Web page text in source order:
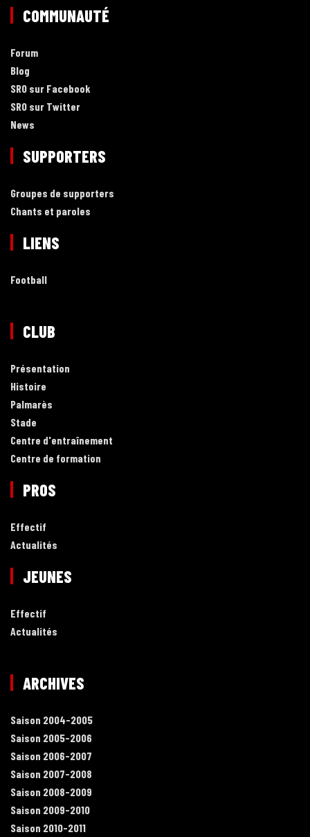
COMMUNAUTÉ
Forum
Blog
SRO sur Facebook
SRO sur Twitter
News
SUPPORTERS
Groupes de supporters
Chants et paroles
LIENS
Football
CLUB
Présentation
Histoire
Palmarès
Stade
Centre d'entraînement
Centre de formation
PROS
Effectif
Actualités
JEUNES
Effectif
Actualités
ARCHIVES
Saison 2004-2005
Saison 2005-2006
Saison 2006-2007
Saison 2007-2008
Saison 2008-2009
Saison 2009-2010
Saison 2010-2011